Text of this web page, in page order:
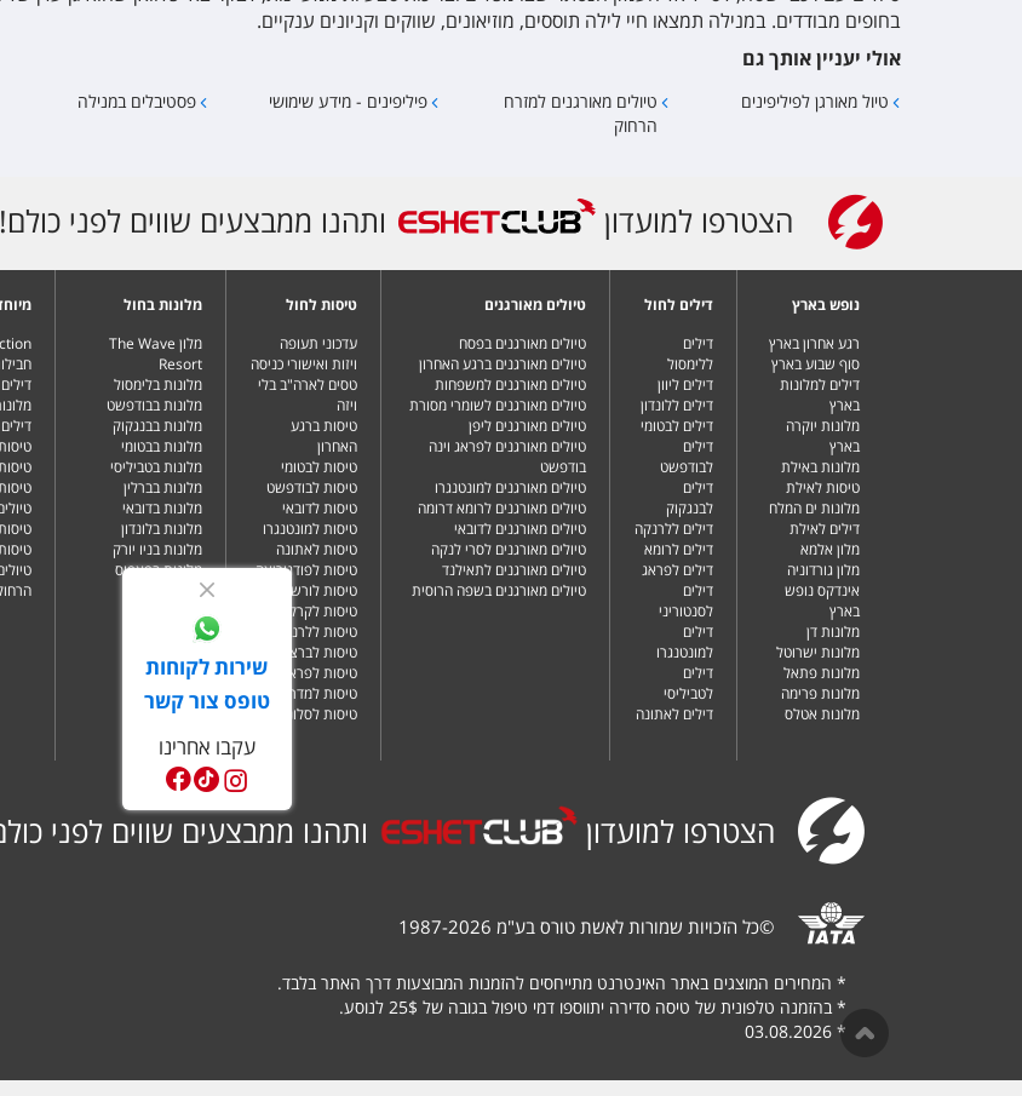
שירות לקוחות
טופס צור קשר
עקבו אחרינו
בחופים מבודדים. במנילה תמצאו חיי לילה תוססים, מוזיאונים, שווקים וקניונים ענקיים.
אולי יעניין אותך גם
טיול מאורגן לפיליפינים
טיולים מאורגנים למזרח
הרחוק
פיליפינים - מידע שימושי פסטיבלים במנילה
הצטרפו למועדון ותהנו ממבצעים שווים לפני כולם!
נופש בארץ
רגע אחרון בארץ
סוף שבוע בארץ
דילים למלונות
בארץ
מלונות יוקרה
בארץ
מלונות באילת
טיסות לאילת
מלונות ים המלח
דילים לאילת
מלון אלמא
מלון גורדוניה
אינדקס נופש
בארץ
מלונות דן
מלונות ישרוטל
מלונות פתאל
מלונות פרימה
מלונות אטלס
דילים לחול
דילים
ללימסול
דילים ליוון
דילים ללונדון
דילים לבטומי
דילים
לבודפשט
דילים
לבנגקוק
דילים ללרנקה
דילים לרומא
דילים לפראג
דילים
לסנטוריני
דילים
למונטנגרו
דילים
לטביליסי
דילים לאתונה
טיולים מאורגנים
טיולים מאורגנים בפסח
טיולים מאורגנים ברגע האחרון
טיולים מאורגנים למשפחות
טיולים מאורגנים לשומרי מסורת
טיולים מאורגנים ליפן
טיולים מאורגנים לפראג וינה
בודפשט
טיולים מאורגנים למונטנגרו
טיולים מאורגנים לרומא דרומה
טיולים מאורגנים לדובאי
טיולים מאורגנים לסרי לנקה
טיולים מאורגנים לתאילנד
טיולים מאורגנים בשפה הרוסית
טיסות לחול
עדכוני תעופה
ויזות ואישורי כניסה
טסים לארה"ב בלי
ויזה
טיסות ברגע
האחרון
טיסות לבטומי
טיסות לבודפשט
טיסות לדובאי
טיסות למונטנגרו
טיסות לאתונה
טיסות לפודגוריצה
טיסות לורשה
טיסות לקרקוב
טיסות ללרנקה
טיסות לברצלונה
טיסות לפראג
טיסות למדריד
טיסות לסלוניקי
מלונות בחול
מלון The Wave
Resort
מלונות בלימסול
מלונות בבודפשט
מלונות בבנגקוק
מלונות בבטומי
מלונות בטביליסי
מלונות בברלין
מלונות בדובאי
מלונות בלונדון
מלונות בניו יורק
מלונות בפאפוס
הצטרפו למועדון ותהנו ממבצעים שווים לפני
©כל הזכויות שמורות לאשת טורס בע"מ 1987-2026
* המחירים המוצגים באתר האינטרנט מתייחסים להזמנות המבוצעות דרך האתר בלבד.
* בהזמנה טלפונית של טיסה סדירה יתווספו דמי טיפול בגובה של 25$ לנוסע.
*
03.08.2026